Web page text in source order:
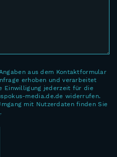
aus dem Kontaktformular
erhoben und verarbeitet
Einwilligung jederzeit für die
media.de.de widerrufen.
mit Nutzerdaten finden Sie
.